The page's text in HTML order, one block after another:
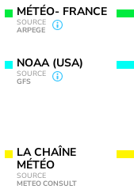
MÉTÉO- FRANCE
SOURCE
ARPEGE
NOAA (USA)
SOURCE
GFS
LA CHAÎNE
MÉTÉO
SOURCE
METEO CONSULT